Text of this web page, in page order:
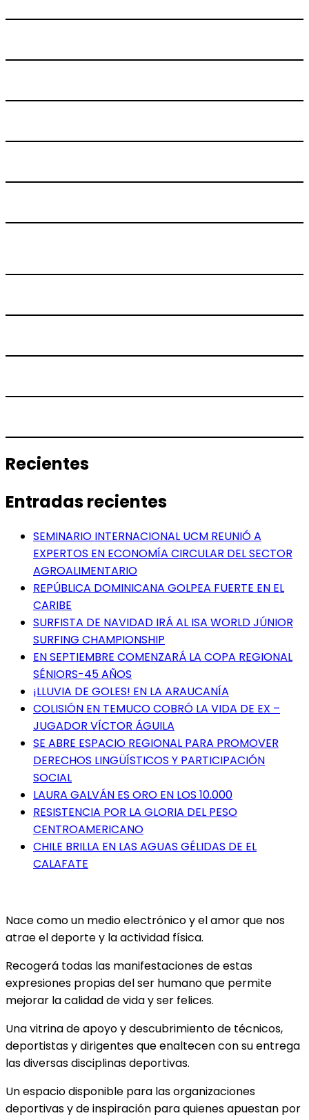
Recientes
Entradas recientes
SEMINARIO INTERNACIONAL UCM REUNIÓ A
EXPERTOS EN ECONOMÍA CIRCULAR DEL SECTOR
AGROALIMENTARIO
REPÚBLICA DOMINICANA GOLPEA FUERTE EN EL
CARIBE
SURFISTA DE NAVIDAD IRÁ AL ISA WORLD JÚNIOR
SURFING CHAMPIONSHIP
EN SEPTIEMBRE COMENZARÁ LA COPA REGIONAL
SÉNIORS-45 AÑOS
¡LLUVIA DE GOLES! EN LA ARAUCANÍA
COLISIÓN EN TEMUCO COBRÓ LA VIDA DE EX –
JUGADOR VÍCTOR ÁGUILA
SE ABRE ESPACIO REGIONAL PARA PROMOVER
DERECHOS LINGÜÍSTICOS Y PARTICIPACIÓN
SOCIAL
LAURA GALVÁN ES ORO EN LOS 10.000
RESISTENCIA POR LA GLORIA DEL PESO
CENTROAMERICANO
CHILE BRILLA EN LAS AGUAS GÉLIDAS DE EL
CALAFATE
Nace como un medio electrónico y el amor que nos
atrae el deporte y la actividad física.
Recogerá todas las manifestaciones de estas
expresiones propias del ser humano que permite
mejorar la calidad de vida y ser felices.
Una vitrina de apoyo y descubrimiento de técnicos,
deportistas y dirigentes que enaltecen con su entrega
las diversas disciplinas deportivas.
Un espacio disponible para las organizaciones
deportivas y de inspiración para quienes apuestan por